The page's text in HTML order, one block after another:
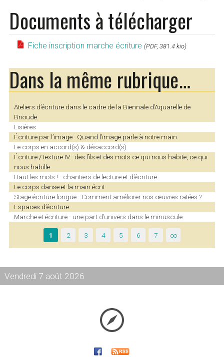
Documents à télécharger
Fiche inscription marche écriture (PDF, 381.4 kio)
Dans la même rubrique…
Ateliers d’écriture dans le cadre de la Biennale d’Aquarelle de
Brioude
Lisières
Écriture par l’image : Quand l’image parle à notre main
Le corps en accord(s) & désaccord(s)
Écriture / texture IV : des fils et des mots ce qui nous habite, ce qui
nous habille
Haut les mots ! - chantiers de lecture et d’écriture.
Le corps danse et la main écrit
Stage écriture longue - Comment améliorer nos œuvres ratées ?
Espaces d’écriture
Marche et écriture - une part d’univers dans le minuscule
1 2 3 4 5 6 7 ∞
Vendredi 7 août 2026